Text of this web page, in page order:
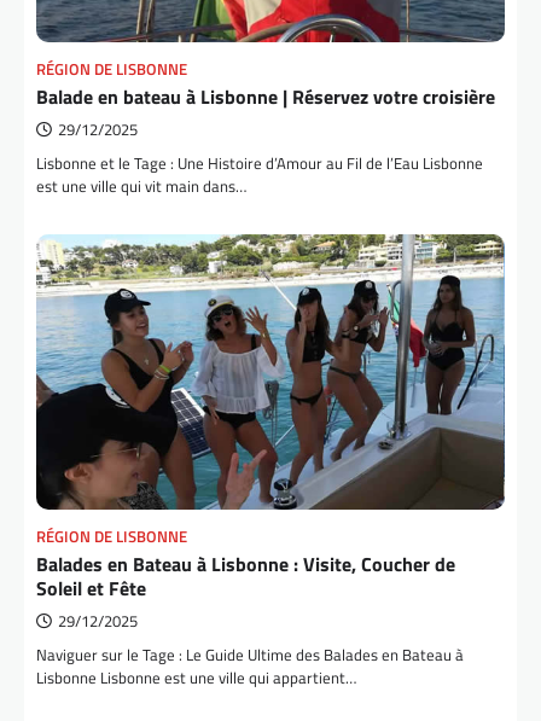
RÉGION DE LISBONNE
Balade en bateau à Lisbonne | Réservez votre croisière
29/12/2025
Lisbonne et le Tage : Une Histoire d’Amour au Fil de l’Eau Lisbonne
est une ville qui vit main dans…
RÉGION DE LISBONNE
Balades en Bateau à Lisbonne : Visite, Coucher de
Soleil et Fête
29/12/2025
Naviguer sur le Tage : Le Guide Ultime des Balades en Bateau à
Lisbonne Lisbonne est une ville qui appartient…